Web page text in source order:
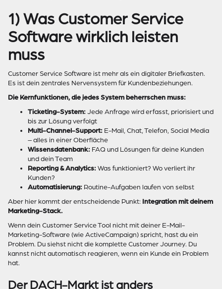
1) Was Customer Service
Software wirklich leisten
muss
Customer Service Software ist mehr als ein digitaler Briefkasten.
Es ist dein zentrales Nervensystem für Kundenbeziehungen.
Die Kernfunktionen, die jedes System beherrschen muss:
Ticketing-System: Jede Anfrage wird erfasst, priorisiert und
bis zur Lösung verfolgt
Multi-Channel-Support: E-Mail, Chat, Telefon, Social Media
– alles in einer Oberfläche
Wissensdatenbank: FAQ und Lösungen für deine Kunden
und dein Team
Reporting & Analytics: Was funktioniert? Wo verliert ihr
Kunden?
Automatisierung: Routine-Aufgaben laufen von selbst
Aber hier kommt der entscheidende Punkt: Integration mit deinem
Marketing-Stack.
Wenn dein Customer Service Tool nicht mit deiner E-Mail-
Marketing-Software (wie ActiveCampaign) spricht, hast du ein
Problem. Du siehst nicht die komplette Customer Journey. Du
kannst nicht automatisch reagieren, wenn ein Kunde ein Problem
hat.
Der DACH-Markt ist anders